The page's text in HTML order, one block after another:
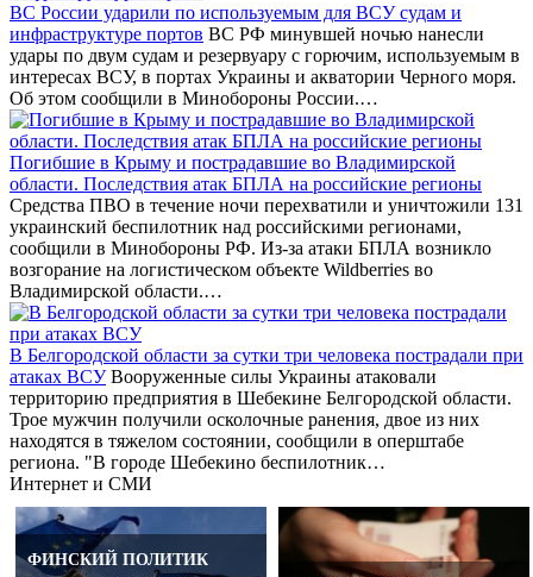
ВС России ударили по используемым для ВСУ судам и
инфраструктуре портов ВС РФ минувшей ночью нанесли
удары по двум судам и резервуару с горючим, используемым в
интересах ВСУ, в портах Украины и акватории Черного моря.
Об этом сообщили в Минобороны России.…
Погибшие в Крыму и пострадавшие во Владимирской
области. Последствия атак БПЛА на российские регионы
Средства ПВО в течение ночи перехватили и уничтожили 131
украинский беспилотник над российскими регионами,
сообщили в Минобороны РФ. Из-за атаки БПЛА возникло
возгорание на логистическом объекте Wildberries во
Владимирской области.…
В Белгородской области за сутки три человека пострадали при
атаках ВСУВооруженные силы Украины атаковали
территорию предприятия в Шебекине Белгородской области.
Трое мужчин получили осколочные ранения, двое из них
находятся в тяжелом состоянии, сообщили в оперштабе
региона. "В городе Шебекино беспилотник…
Интернет и СМИ
ФИНСКИЙ ПОЛИТИК